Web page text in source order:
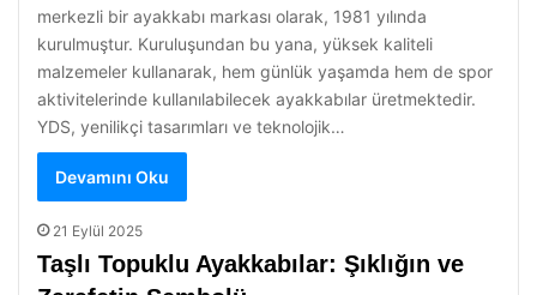
merkezli bir ayakkabı markası olarak, 1981 yılında
kurulmuştur. Kuruluşundan bu yana, yüksek kaliteli
malzemeler kullanarak, hem günlük yaşamda hem de spor
aktivitelerinde kullanılabilecek ayakkabılar üretmektedir.
YDS, yenilikçi tasarımları ve teknolojik…
Devamını Oku
21 Eylül 2025
Taşlı Topuklu Ayakkabılar: Şıklığın ve